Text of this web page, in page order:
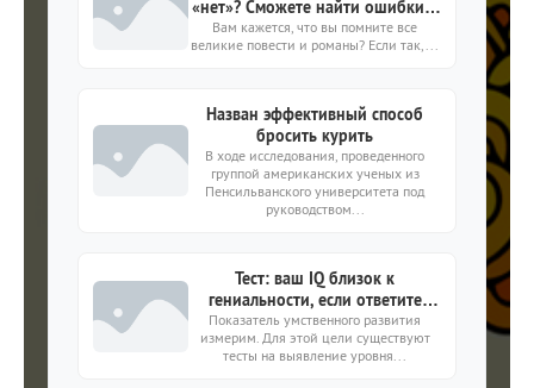
«нет»? Сможете найти ошибки в
утверждениях?
Вам кажется, что вы помните все
великие повести и романы? Если так,...
Назван эффективный способ
бросить курить
В ходе исследования, проведенного
группой американских ученых из
Пенсильванского университета под
руководством...
Тест: ваш IQ близок к
гениальности, если ответите
правильно на все 10 вопросов
Показатель умственного развития
измерим. Для этой цели существуют
тесты на выявление уровня...